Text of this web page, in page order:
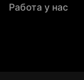
Работа у нас